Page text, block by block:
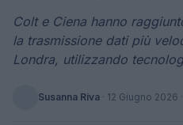
Colt e Ciena hanno
la trasmissione dati più
Londra, utilizzando
Susanna Riva · 12 Giugno 2026